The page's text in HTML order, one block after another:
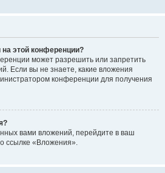
этой конференции?
может разрешить или запретить
Если вы не знаете, какие вложения
конференции для получения
вами вложений, перейдите в ваш
ссылке «Вложения».